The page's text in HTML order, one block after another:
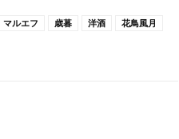
マルエフ 歳暮 洋酒
花鳥風月